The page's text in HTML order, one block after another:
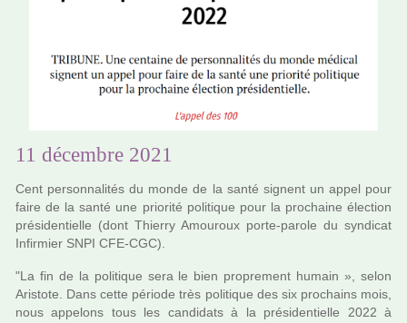
11 décembre 2021
Cent per­son­na­li­tés du monde de la santé signent un appel pour
faire de la santé une prio­rité poli­ti­que pour la pro­chaine élection
pré­si­den­tielle (dont Thierry Amouroux porte-parole du syn­di­cat
Infirmier SNPI ⁦CFE-CGC).
"La fin de la poli­ti­que sera le bien pro­pre­ment humain », selon
Aristote. Dans cette période très poli­ti­que des six pro­chains mois,
nous appe­lons tous les can­di­dats à la pré­si­den­tielle 2022 à